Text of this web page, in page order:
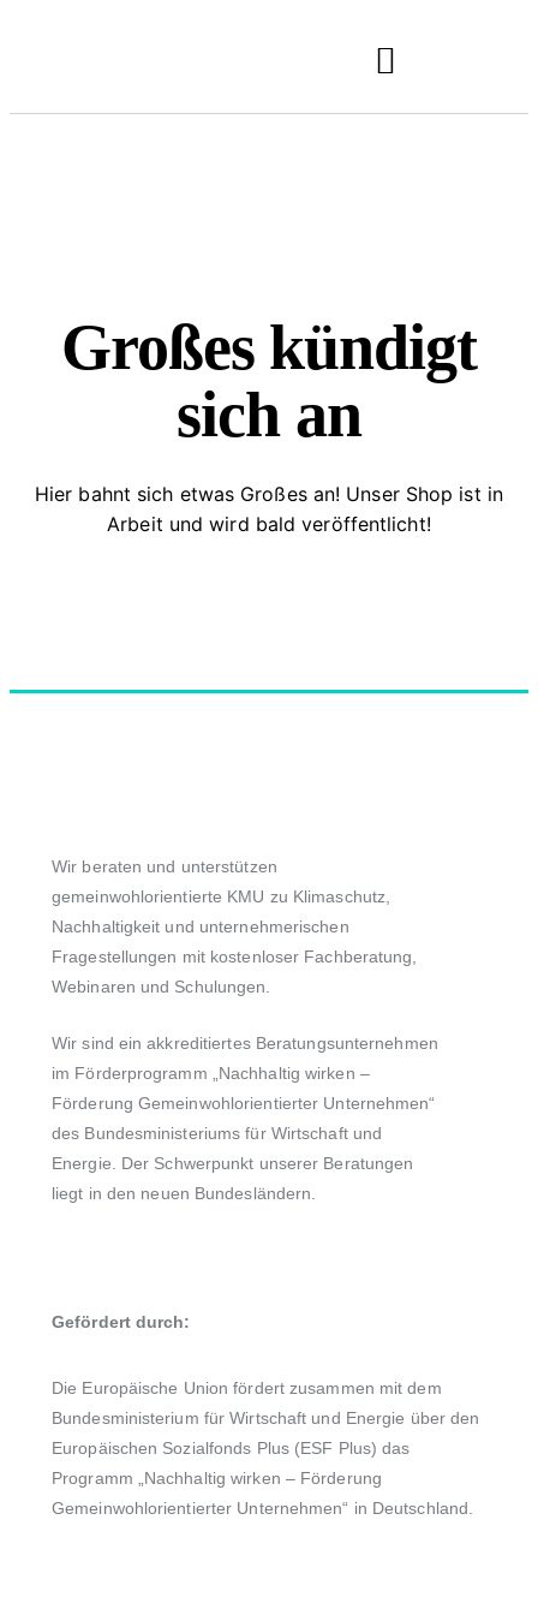
Großes kündigt
sich an
Hier bahnt sich etwas Großes an! Unser Shop ist in
Arbeit und wird bald veröffentlicht!
Wir beraten und unterstützen
gemeinwohlorientierte KMU zu Klimaschutz,
Nachhaltigkeit und unternehmerischen
Fragestellungen mit kostenloser Fachberatung,
Webinaren und Schulungen.
Wir sind ein akkreditiertes Beratungsunternehmen
im Förderprogramm „Nachhaltig wirken –
Förderung Gemeinwohlorientierter Unternehmen“
des Bundesministeriums für Wirtschaft und
Energie. Der Schwerpunkt unserer Beratungen
liegt in den neuen Bundesländern.
Gefördert durch:
Die Europäische Union fördert zusammen mit dem
Bundesministerium für Wirtschaft und Energie über den
Europäischen Sozialfonds Plus (ESF Plus) das
Programm „Nachhaltig wirken – Förderung
Gemeinwohlorientierter Unternehmen“ in Deutschland.